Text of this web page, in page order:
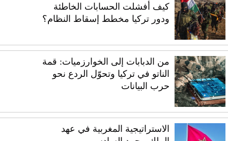
كيف أفشلت الحسابات الخاطئة
ودور تركيا مخطط إسقاط النظام؟
من الدبابات إلى الخوارزميات: قمة
الناتو في تركيا وتحوّل الردع نحو
حرب البيانات
الاستراتيجية المغربية في عهد